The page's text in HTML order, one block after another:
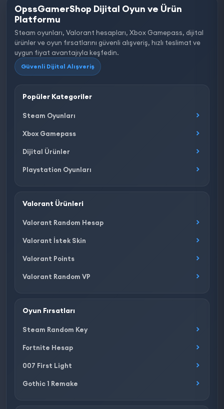
OpssGamerShop Dijital Oyun ve Ürün
Platformu
Steam oyunları, Valorant hesapları, Xbox Gamepass, dijital
ürünler ve oyun fırsatlarını güvenli alışveriş, hızlı teslimat ve
uygun fiyat avantajıyla keşfedin.
Güvenli Dijital Alışveriş
Popüler Kategoriler
Steam Oyunları
Xbox Gamepass
Dijital Ürünler
Playstation Oyunları
Valorant Ürünleri
Valorant Random Hesap
Valorant İstek Skin
Valorant Points
Valorant Random VP
Oyun Fırsatları
Steam Random Key
Fortnite Hesap
007 First Light
Gothic 1 Remake